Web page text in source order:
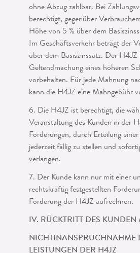
ohne Abzug zahlbar. Bei
berechtigt, gegenüber
Höhe von 5 % über dem
Im Geschäftsverkehr beträgt der
über dem Basiszinssatz. Der H4JZ
Geltendmachung eines hö­heren
vorbehalten. Für jede Mahnung
kann die H4JZ eine Mahngebühr
6. Die H4JZ ist berechtigt, die
Veranstaltung des Kunden in der
Forderungen, durch Erteilung
jederzeit fällig zu stellen und
verlangen.
7. Der Kunde kann nur mit einer
rechtskräftig festgestellten
Forderung der H4JZ aufrechnen.
IV. RÜCKTRITT DES KUNDEN
NICHTINANSPRUCHNAHME
LEISTUNGEN DER H4JZ